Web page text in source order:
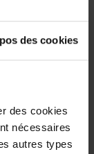
des cookies
des cookies
nécessaires
autres types